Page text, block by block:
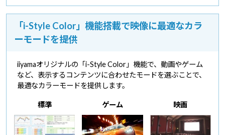
「i-Style Color」機能搭載で映像に最適なカラ
ーモードを提供
iiyamaオリジナルの「i-Style Color」機能で、動画やゲーム
など、表示するコンテンツに合わせたモードを選ぶことで、
最適なカラーモードを提供します。
標準 ゲーム 映画